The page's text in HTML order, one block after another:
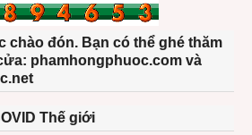
chào đón. Bạn có thể ghé thăm
phamhongphuoc.com và
Thế giới